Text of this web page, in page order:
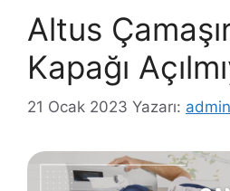
Altus
Kapağı
21 Ocak 2023 Yazarı: admin